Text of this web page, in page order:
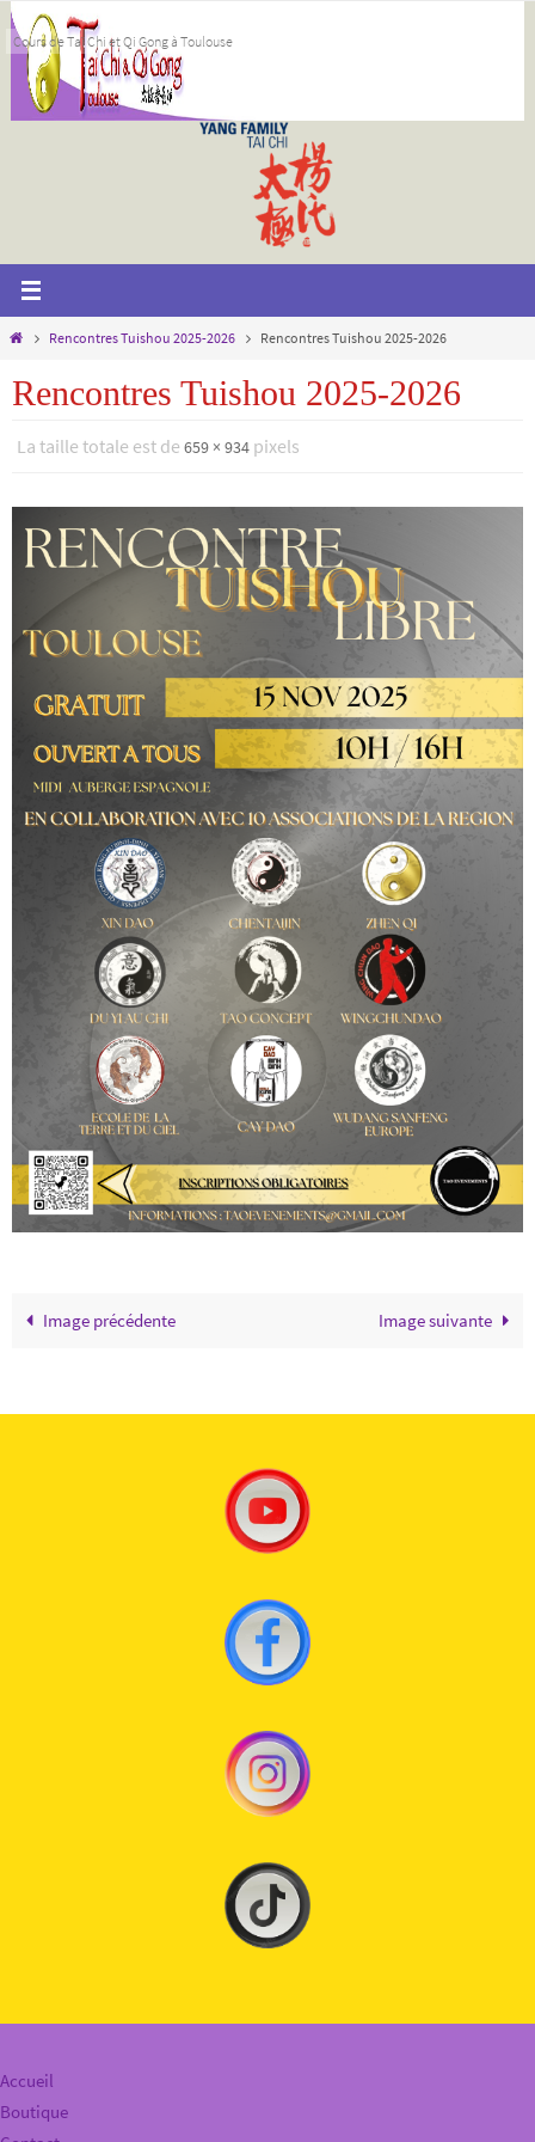
Passer
vers
contenu
Cours de Taï Chi et Qi Gong à Toulouse
HomeRencontres Tuishou 2025-2026 Rencontres Tuishou 2025-2026
Rencontres Tuishou 2025-2026
La taille totale est de 659 × 934 pixels
Image précédente Image suivante
Accueil
Boutique